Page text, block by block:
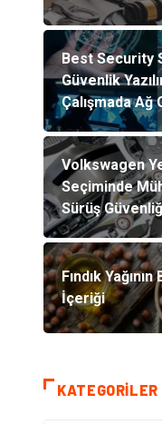
Best Security
Güvenlik
Çalışmada Ağ
Volkswagen
Seçiminde
Sürüş
Fındık
İçeriği
KATEGORILER